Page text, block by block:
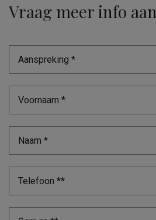
Vraag meer info aan
Aanspreking *